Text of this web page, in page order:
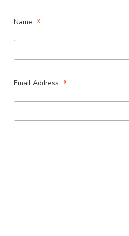
Name *
Email Address *